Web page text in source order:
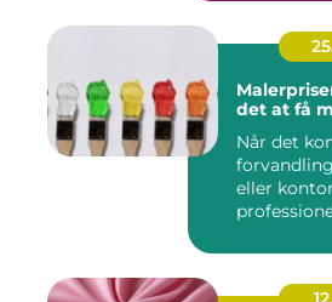
det at få
Når det
eller